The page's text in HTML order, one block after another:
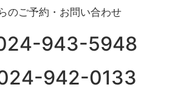
のご予約・お問い合わせ
943-5948
942-0133